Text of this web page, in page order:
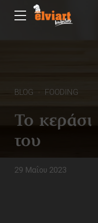
BLOG FOODING
Το
του
29 Μαΐου 2023